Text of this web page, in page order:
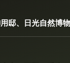
邸、日光自然博